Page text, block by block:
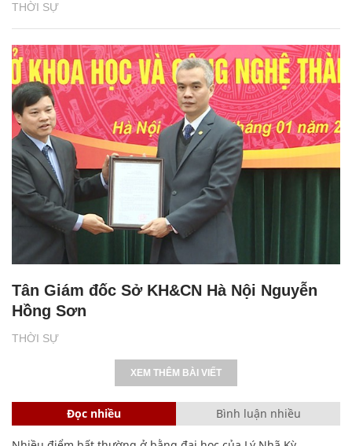
THỜI SỰ
THỜI SỰ
Tân Giám đốc Sở KH&CN Hà Nội Nguyễn
Hồng Sơn
XEM THÊM BÀI VIẾT
Đọc nhiều Bình luận nhiều